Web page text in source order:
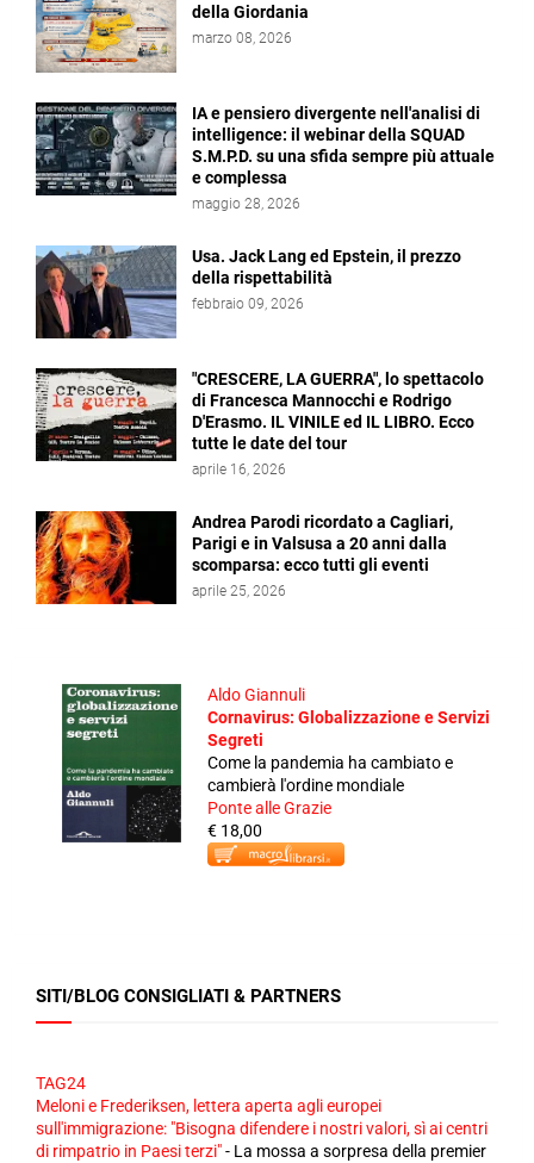
della Giordania
marzo 08, 2026
IA e pensiero divergente nell'analisi di
intelligence: il webinar della SQUAD
S.M.P.D. su una sfida sempre più attuale
e complessa
maggio 28, 2026
Usa. Jack Lang ed Epstein, il prezzo
della rispettabilità
febbraio 09, 2026
"CRESCERE, LA GUERRA", lo spettacolo
di Francesca Mannocchi e Rodrigo
D'Erasmo. IL VINILE ed IL LIBRO. Ecco
tutte le date del tour
aprile 16, 2026
Andrea Parodi ricordato a Cagliari,
Parigi e in Valsusa a 20 anni dalla
scomparsa: ecco tutti gli eventi
aprile 25, 2026
Aldo Giannuli
Cornavirus: Globalizzazione e Servizi
Segreti
Come la pandemia ha cambiato e
cambierà l'ordine mondiale
Ponte alle Grazie
€ 18,00
SITI/BLOG CONSIGLIATI & PARTNERS
TAG24
Meloni e Frederiksen, lettera aperta agli europei
sull'immigrazione: "Bisogna difendere i nostri valori, sì ai centri
di rimpatrio in Paesi terzi"- La mossa a sorpresa della premier